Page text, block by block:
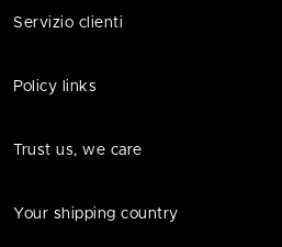
Servizio clienti
Policy links
Trust us, we care
Your shipping country